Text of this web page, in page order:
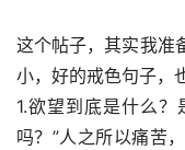
这个帖子，其实我准
小，好的戒色句子，
1.欲望到底是什么
吗？”人之所以痛苦